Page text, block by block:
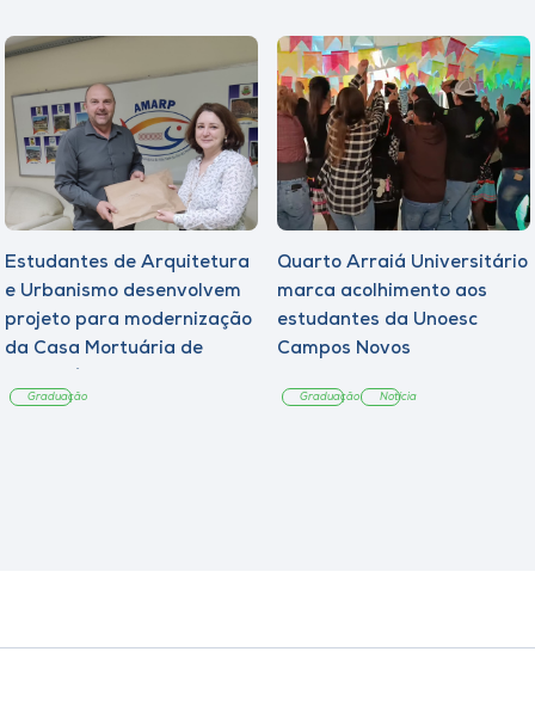
Estudantes de Arquitetura
e Urbanismo desenvolvem
projeto para modernização
da Casa Mortuária de
Graduação
Quarto Arraiá Universitário
marca acolhimento aos
estudantes da Unoesc
Campos Novos
Graduação Notícia